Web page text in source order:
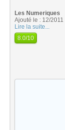
Les Numeriques
Ajouté le : 12/2011
Lire la suite...
8.0/10